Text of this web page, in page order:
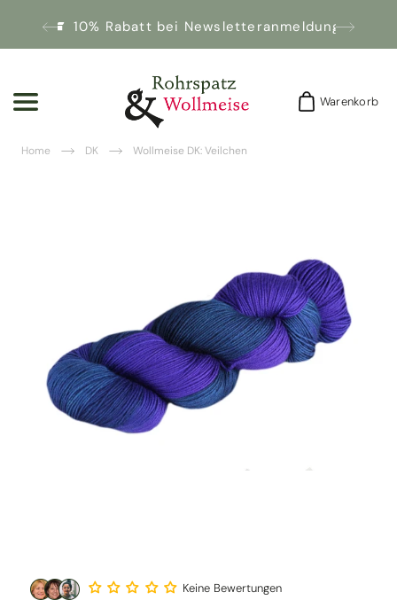
10% Rabatt bei Newsletteranmeldung!
Warenkorb
Warenkorb
Home DK Wollmeise DK: Veilchen
Keine Bewertungen